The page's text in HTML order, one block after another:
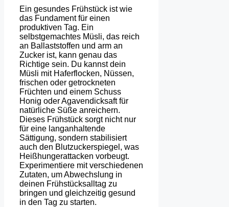
Ein gesundes Frühstück ist wie
das Fundament für einen
produktiven Tag. Ein
selbstgemachtes Müsli, das reich
an Ballaststoffen und arm an
Zucker ist, kann genau das
Richtige sein. Du kannst dein
Müsli mit Haferflocken, Nüssen,
frischen oder getrockneten
Früchten und einem Schuss
Honig oder Agavendicksaft für
natürliche Süße anreichern.
Dieses Frühstück sorgt nicht nur
für eine langanhaltende
Sättigung, sondern stabilisiert
auch den Blutzuckerspiegel, was
Heißhungerattacken vorbeugt.
Experimentiere mit verschiedenen
Zutaten, um Abwechslung in
deinen Frühstücksalltag zu
bringen und gleichzeitig gesund
in den Tag zu starten.